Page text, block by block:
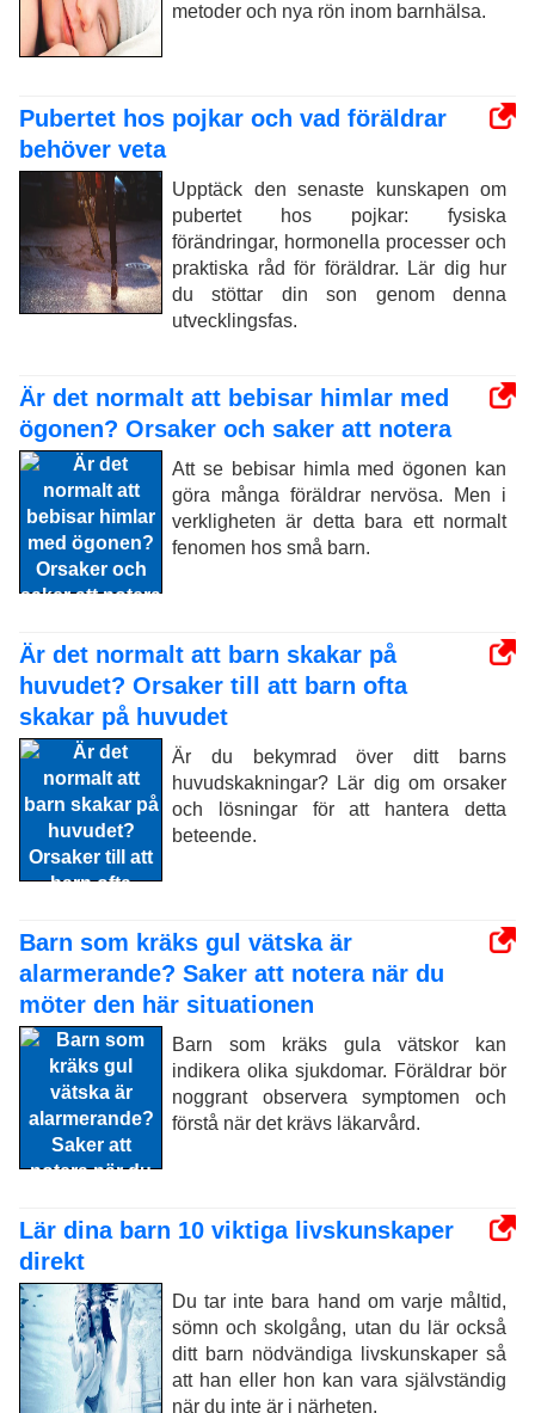
metoder och nya rön inom barnhälsa.
Pubertet hos pojkar och vad föräldrar
behöver veta
Upptäck den senaste kunskapen om
pubertet hos pojkar: fysiska
förändringar, hormonella processer och
praktiska råd för föräldrar. Lär dig hur
du stöttar din son genom denna
utvecklingsfas.
Är det normalt att bebisar himlar med
ögonen? Orsaker och saker att notera
Att se bebisar himla med ögonen kan
göra många föräldrar nervösa. Men i
verkligheten är detta bara ett normalt
fenomen hos små barn.
Är det normalt att barn skakar på
huvudet? Orsaker till att barn ofta
skakar på huvudet
Är du bekymrad över ditt barns
huvudskakningar? Lär dig om orsaker
och lösningar för att hantera detta
beteende.
Barn som kräks gul vätska är
alarmerande? Saker att notera när du
möter den här situationen
Barn som kräks gula vätskor kan
indikera olika sjukdomar. Föräldrar bör
noggrant observera symptomen och
förstå när det krävs läkarvård.
Lär dina barn 10 viktiga livskunskaper
direkt
Du tar inte bara hand om varje måltid,
sömn och skolgång, utan du lär också
ditt barn nödvändiga livskunskaper så
att han eller hon kan vara självständig
när du inte är i närheten.